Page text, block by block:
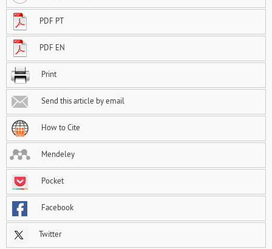
PDF PT
PDF EN
Print
Send this article by email
How to Cite
Mendeley
Pocket
Facebook
Twitter